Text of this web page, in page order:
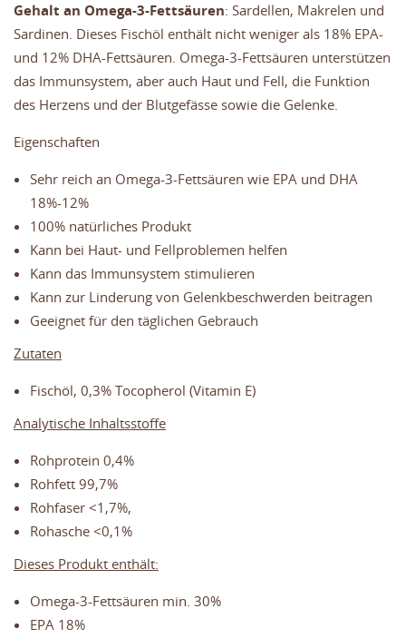
Gehalt an Omega-3-Fettsäuren: Sardellen, Makrelen und
Sardinen. Dieses Fischöl enthält nicht weniger als 18% EPA-
und 12% DHA-Fettsäuren. Omega-3-Fettsäuren unterstützen
das Immunsystem, aber auch Haut und Fell, die Funktion
des Herzens und der Blutgefässe sowie die Gelenke.
Eigenschaften
Sehr reich an Omega-3-Fettsäuren wie EPA und DHA
18%-12%
100% natürliches Produkt
Kann bei Haut- und Fellproblemen helfen
Kann das Immunsystem stimulieren
Kann zur Linderung von Gelenkbeschwerden beitragen
Geeignet für den täglichen Gebrauch
Zutaten
Fischöl, 0,3% Tocopherol (Vitamin E)
Analytische Inhaltsstoffe
Rohprotein 0,4%
Rohfett 99,7%
Rohfaser <1,7%,
Rohasche <0,1%
Dieses Produkt enthält:
Omega-3-Fettsäuren min. 30%
EPA 18%